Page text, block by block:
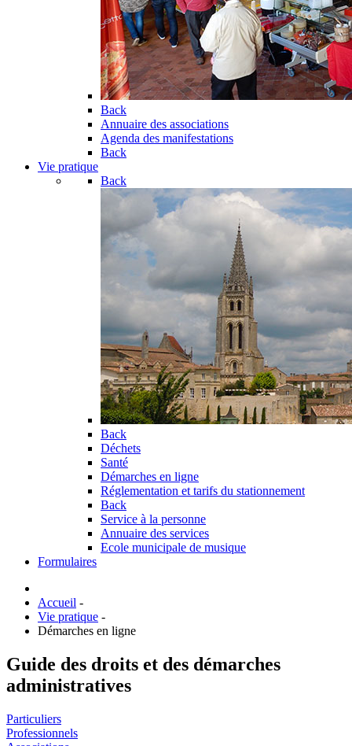
Back
Annuaire des associations
Agenda des manifestations
Back
Vie pratique
Back
Back
Déchets
Santé
Démarches en ligne
Réglementation et tarifs du stationnement
Back
Service à la personne
Annuaire des services
Ecole municipale de musique
Formulaires
Accueil -
Vie pratique -
Démarches en ligne
Guide des droits et des démarches
administratives
Particuliers
Professionnels